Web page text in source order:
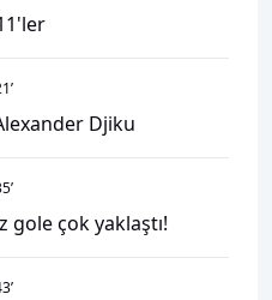
’
Djiku
’
gole çok yaklaştı!
’